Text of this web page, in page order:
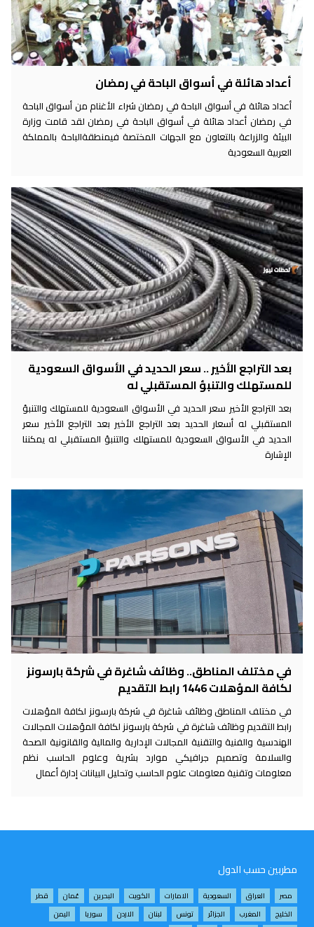
أعداد هائلة في أسواق الباحة في رمضان
أعداد هائلة في أسواق الباحة في رمضان شراء الأغنام من أسواق الباحة
في رمضان أعداد هائلة في أسواق الباحة في رمضان لقد قامت وزارة
البيئة والزراعة بالتعاون مع الجهات المختصة فيمنطقةالباحة بالمملكة
العربية السعودية
بعد التراجع الأخير .. سعر الحديد في الأسواق السعودية
للمستهلك والتنبؤ المستقبلي له
بعد التراجع الأخير سعر الحديد في الأسواق السعودية للمستهلك والتنبؤ
المستقبلي له أسعار الحديد بعد التراجع الأخير بعد التراجع الأخير سعر
الحديد في الأسواق السعودية للمستهلك والتنبؤ المستقبلي له يمكننا
الإشارة
في مختلف المناطق.. وظائف شاغرة في شركة بارسونز
لكافة المؤهلات 1446 رابط التقديم
في مختلف المناطق وظائف شاغرة في شركة بارسونز لكافة المؤهلات
رابط التقديم وظائف شاغرة في شركة بارسونز لكافة المؤهلات المجالات
الهندسية والفنية والتقنية المجالات الإدارية والمالية والقانونية الصحة
والسلامة وتصميم جرافيكي موارد بشرية وعلوم الحاسب نظم
معلومات وتقنية معلومات علوم الحاسب وتحليل البيانات إدارة أعمال
مطربين حسب الدول
مصر العراق السعودية الامارات الكويت البحرين عُمان
قطر
الخليج
المغرب الجزائر تونس لبنان الاردن سوريا
اليمن